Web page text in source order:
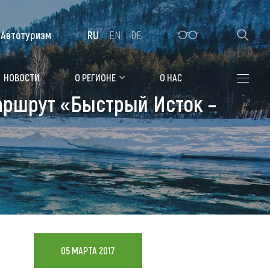
Алтайская зимовка
Где остановиться
Санатории
Гостиницы, отели
Коттеджи, базы
Сельские усадьбы
Мотели, придорожные отели
НОВОСТИ О РЕГИОНЕ О НАС
Автотуризм RU EN DE
«Быстрый Исток –
05 МАРТА 2017